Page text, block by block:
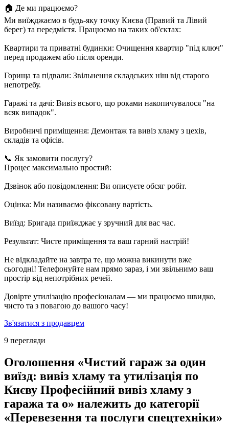
🏠 Де ми працюємо?
Ми виїжджаємо в будь-яку точку Києва (Правий та Лівий
берег) та передмістя. Працюємо на таких об'єктах:
Квартири та приватні будинки: Очищення квартир "під ключ"
перед продажем або після оренди.
Горища та підвали: Звільнення складських ніш від старого
непотребу.
Гаражі та дачі: Вивіз всього, що роками накопичувалося "на
всяк випадок".
Виробничі приміщення: Демонтаж та вивіз хламу з цехів,
складів та офісів.
📞 Як замовити послугу?
Процес максимально простий:
Дзвінок або повідомлення: Ви описуєте обсяг робіт.
Оцінка: Ми називаємо фіксовану вартість.
Виїзд: Бригада приїжджає у зручний для вас час.
Результат: Чисте приміщення та ваш гарний настрій!
Не відкладайте на завтра те, що можна викинути вже
сьогодні! Телефонуйте нам прямо зараз, і ми звільнимо ваш
простір від непотрібних речей.
Довірте утилізацію професіоналам — ми працюємо швидко,
чисто та з повагою до вашого часу!
Зв'язатися з продавцем
9 перегляди
Оголошення «Чистий гараж за один
виїзд: вивіз хламу та утилізація по
Києву Професійний вивіз хламу з
гаража та о» належить до категорії
«Перевезення та послуги спецтехніки»